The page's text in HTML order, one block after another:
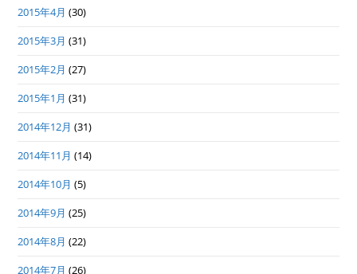
2015年4月 (30)
2015年3月 (31)
2015年2月 (27)
2015年1月 (31)
2014年12月 (31)
2014年11月 (14)
2014年10月 (5)
2014年9月 (25)
2014年8月 (22)
2014年7月 (26)